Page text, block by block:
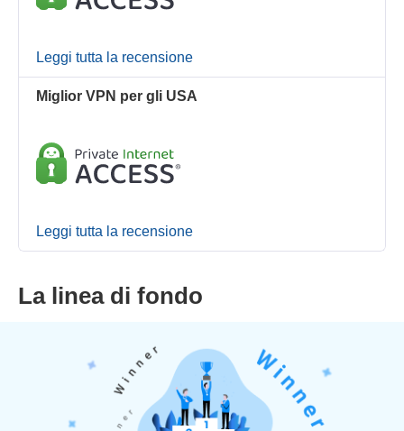
Leggi tutta la recensione
Miglior VPN per gli USA
Leggi tutta la recensione
La linea di fondo